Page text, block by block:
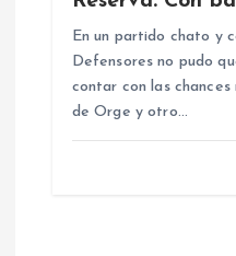
En un partido chato y
Defensores no pudo
contar con las chances
de Orge y otro…